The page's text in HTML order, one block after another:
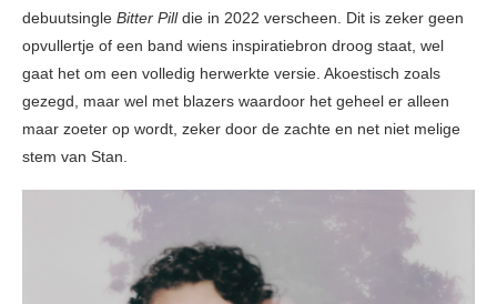
debuutsingle Bitter Pilldie in 2022 verscheen. Dit is zeker geen
opvullertje of een band wiens inspiratiebron droog staat, wel
gaat het om een volledig herwerkte versie. Akoestisch zoals
gezegd, maar wel met blazers waardoor het geheel er alleen
maar zoeter op wordt, zeker door de zachte en net niet melige
stem van Stan.